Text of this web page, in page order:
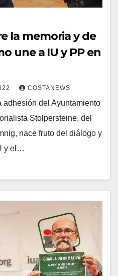
la memoria y de
une a IU y PP en
COSTANEWS
adhesión del Ayuntamiento
Stolpersteine, del
nace fruto del diálogo y
y el…